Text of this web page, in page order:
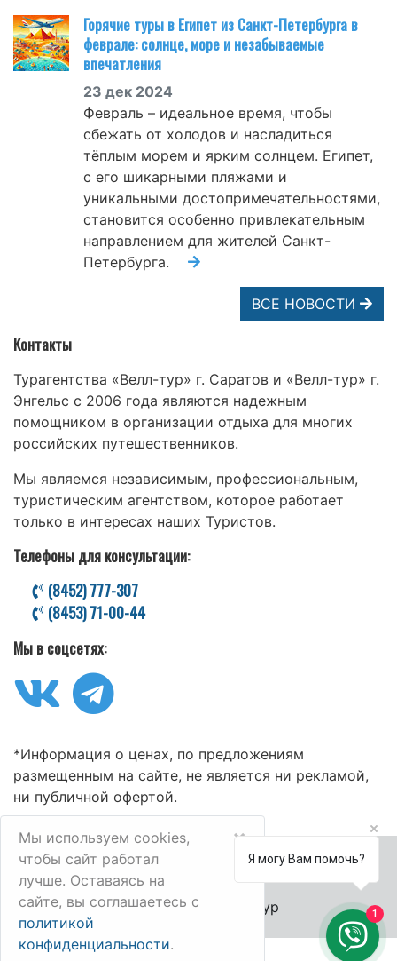
Горячие туры в Египет из Санкт-Петербурга в
феврале: солнце, море и незабываемые
впечатления
23 дек 2024
Февраль – идеальное время, чтобы
сбежать от холодов и насладиться
тёплым морем и ярким солнцем. Египет,
с его шикарными пляжами и
уникальными достопримечательностями,
становится особенно привлекательным
направлением для жителей Санкт-
Петербурга.
ВСЕ НОВОСТИ
Контакты
Турагентства «Велл-тур» г. Саратов и «Велл-тур» г.
Энгельс с 2006 года являются надежным
помощником в организации отдыха для многих
российских путешественников.
Мы являемся независимым, профессиональным,
туристическим агентством, которое работает
только в интересах наших Туристов.
Телефоны для консультации:
(8452) 777-307
(8453) 71-00-44
Мы в соцсетях:
*Информация о ценах, по предложениям
размещенным на сайте, не является ни рекламой,
ни публичной офертой.
© 2006-2025 Велл-Тур
Мы используем cookies,
чтобы сайт работал
лучше. Оставаясь на
сайте, вы соглашаетесь с
политикой
конфиденциальности.
×
Я могу Вам помочь?
1